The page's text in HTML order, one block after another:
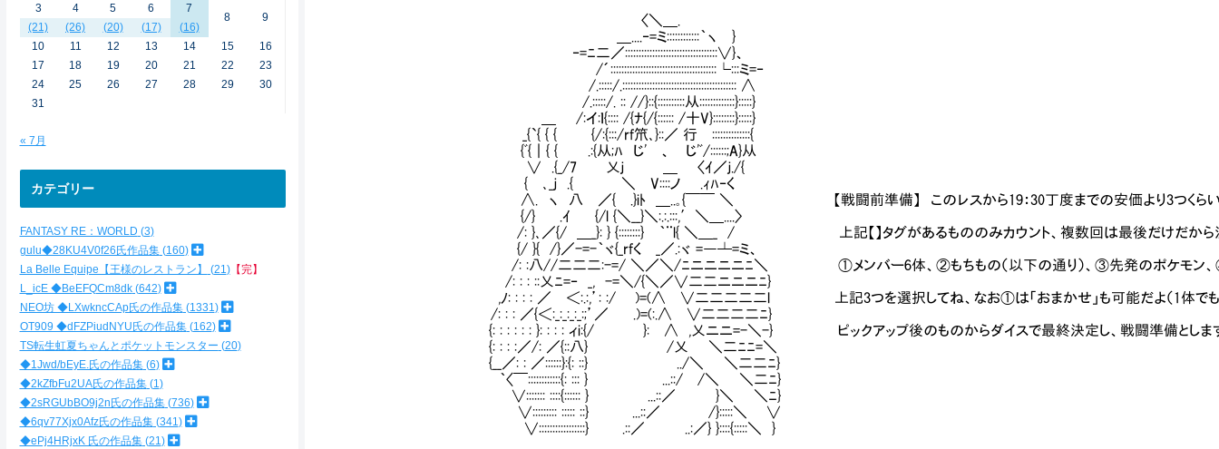
〈＼＿.
＿....‐=ミ::::::::::::｀ヽ }
‐=ﾆ二／::::::::::::::::::::::::::::::::::∨}、
/´:::::::::::::::::::::::::::::::::::::::└:::ミ=‐
/.:::::/.:::::::::::::::::::::::::::::::::::::::::: ∧
/.:::::/. :: //}::{::::::::::从:::::::::::::}:::::}
＿ /:イ:ｌ{:::: /{ﾅ{/{:::::: /十V}::::::::}:::::}
_{`{ { { {/:{:::/rf笊､}::／ 行㍉::::::::::::::{
{ﾞ{｜{ { .:{从;ﾊ じ' 、 じ'ﾞ/::::::;A}从
∨ .{_/7 乂ｊ ＿ 〈ｲ／ｊ./{
{ ､_ｊ .{ ＼ V::::ノ .ｨﾊ‐く
∧. ヽ 八 ／{ .}iﾄ ＿..｡{￣￣ ＼ 【戦闘前準備】 このレスから19：30丁度までの安価より3つくらいピ
{/} .ｲ {/l {＼__}＼:.:.:::,′＼＿....〉
/: }､／{/ ＿_}: } {::::::::} ｀¨l{ ＼＿_ / 上記【】タグがあるもののみカウント、複数回は最後だけだから注
{/ }{ /}／-=-｀ヾ{_rfく _／.:ヾ =―┴=ミ、
/: :八//二二二:-=/ ＼／＼/ﾆニニニニﾆ＼ ①メンバー6体、②もちもの（以下の通り）、③先発のポケモン、④『熟
/: : : ::乂ﾆ=‐ _, -=＼/{＼／∨二二ニニニﾆ}
,ﾉ: : : : ／ ＜:.:,’: :/ )=(∧ ∨二二二二二l 上記3つを選択してね、なお①は「おまかせ」も可能だよ（1体でも6体
/: : : ／{＜:_:_:_:_:;’／ .)=(:.∧ ∨二二二二ﾆ}
{: : : : : : }: : : : ィi:{/ }: ∧ ,乂ニニ=-＼-} ピックアップ後のものからダイスで最終決定し、戦闘準備としま
{: : : :／/: ／{::八} /乂 ＼二ﾆﾆ=＼
{__／: : ／::::::}:{: ::} ../＼ ＼二二ﾆ}
｀〈￣::::::::::::{: ::: } ...::/ /＼ ＼二ﾆ}
∨::::::: ::::{:::::: } ...::／ }＼ ＼ﾆ}
∨::::::::: ::::: ::} ...::／ /}:::::＼ ∨
∨:::::::::::::::::} .::／ ..:／} }::::{:::::＼ }
3
(21)
4
(26)
5
(20)
6
(17)
7
(16)
8 9
10 11 12 13 14 15
16
17
18 19 20 21 22
23
24
25 26 27 28 29
30
31
« 7月
カテゴリー
FANTASY RE：WORLD 3
gulu◆28KU4V0f26氏作品集 160
La Belle Equipe【王様のレストラン】
21 【完】
L_icE ◆BeEFQCm8dk 642
NEO坊 ◆LXwkncCAp氏の作品集 1331
OT909 ◆dFZPiudNYU氏の作品集 162
TS転生虹夏ちゃんとポケットモンスター 20
◆1Jwd/bEyE.氏の作品集 6
◆2kZfbFu2UA氏の作品集 1
◆2sRGUbBO9j2n氏の作品集 736
◆6qv77Xjx0Afz氏の作品集 341
◆ePj4HRjxK 氏の作品集 21